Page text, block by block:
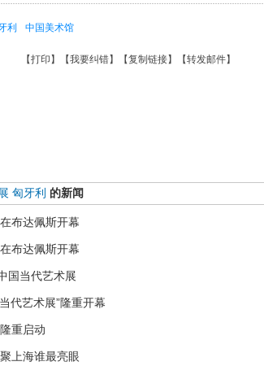
利 中国美术馆
【打印 】【我要纠错】【复制链接】【转发邮件】
匈牙利 的新闻
布达佩斯开幕
布达佩斯开幕
国当代艺术展
代艺术展”隆重开幕
重启动
上海谁最亮眼